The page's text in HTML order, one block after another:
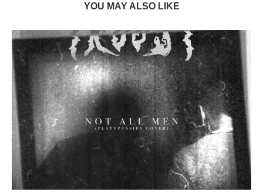
YOU MAY ALSO LIKE